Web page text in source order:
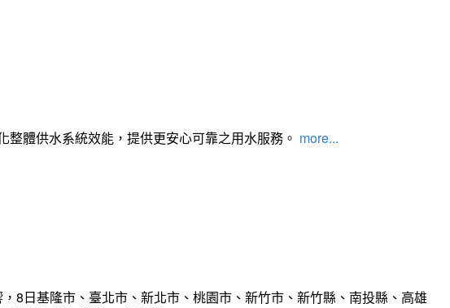
體供水系統效能，提供更安心可靠之用水服務。 more...
8日基隆市、臺北市、新北市、桃園市、新竹市、新竹縣、南投縣、高雄